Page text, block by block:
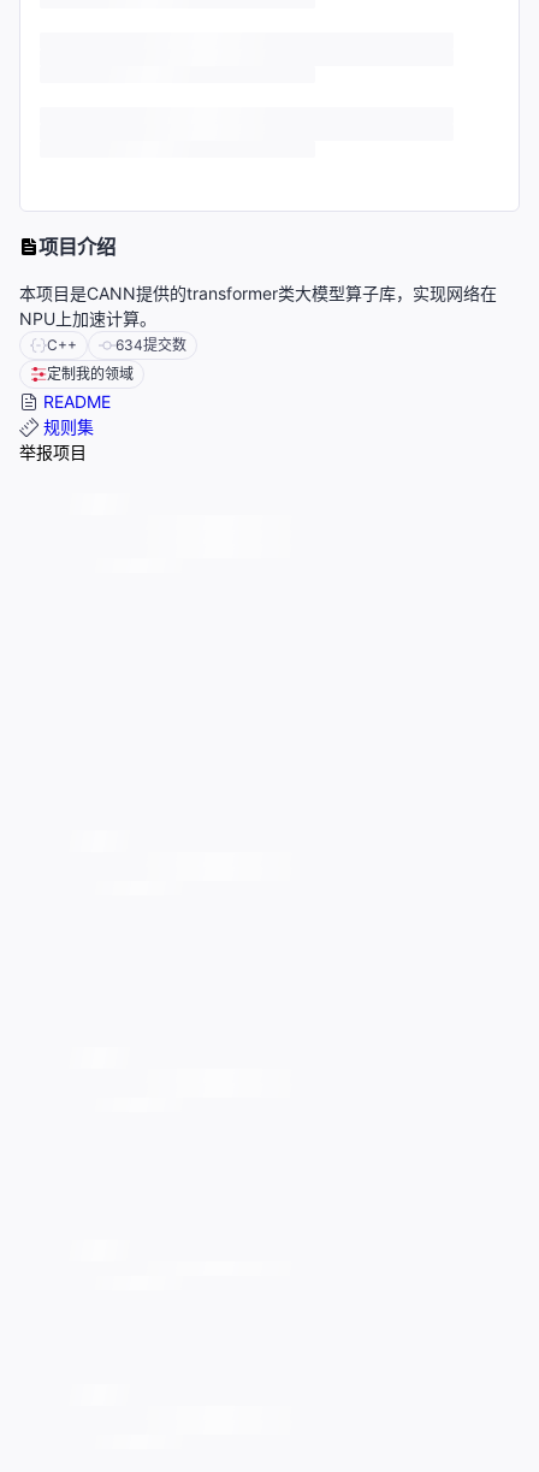
项目介绍
本项目是CANN提供的transformer类大模型算子库，实现网络在
NPU上加速计算。
C++ 634提交数
定制我的领域
README
规则集
举报项目